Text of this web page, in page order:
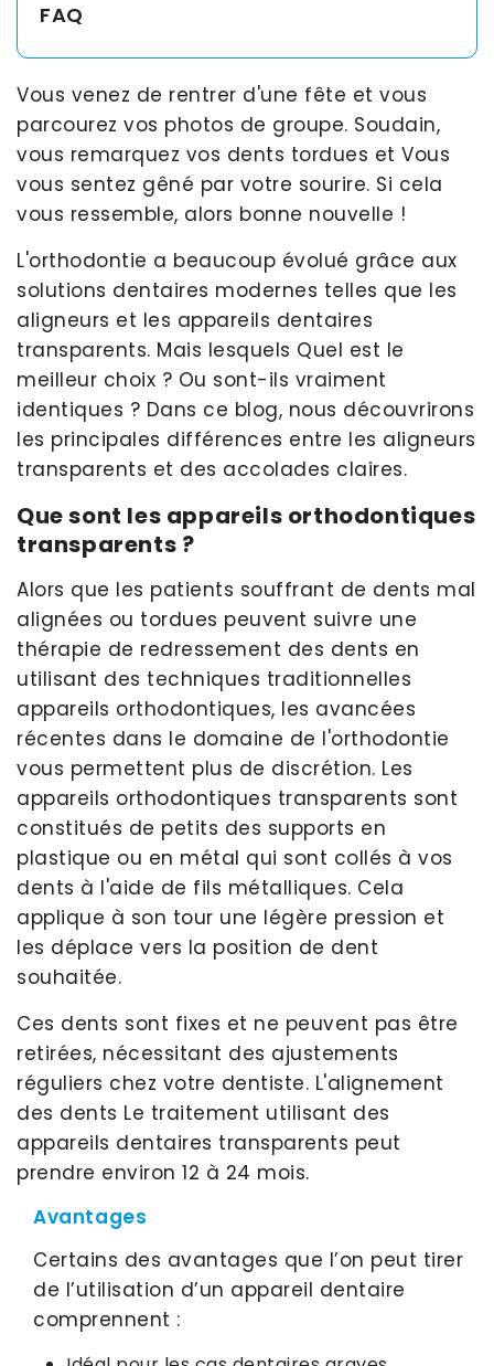
FAQ
Vous venez de rentrer d'une fête et vous
parcourez vos photos de groupe. Soudain,
vous remarquez vos dents tordues et Vous
vous sentez gêné par votre sourire. Si cela
vous ressemble, alors bonne nouvelle !
L'orthodontie a beaucoup évolué grâce aux
solutions dentaires modernes telles que les
aligneurs et les appareils dentaires
transparents. Mais lesquels Quel est le
meilleur choix ? Ou sont-ils vraiment
identiques ? Dans ce blog, nous découvrirons
les principales différences entre les aligneurs
transparents et des accolades claires.
Que sont les appareils orthodontiques
transparents ?
Alors que les patients souffrant de dents mal
alignées ou tordues peuvent suivre une
thérapie de redressement des dents en
utilisant des techniques traditionnelles
appareils orthodontiques, les avancées
récentes dans le domaine de l'orthodontie
vous permettent plus de discrétion. Les
appareils orthodontiques transparents sont
constitués de petits des supports en
plastique ou en métal qui sont collés à vos
dents à l'aide de fils métalliques. Cela
applique à son tour une légère pression et
les déplace vers la position de dent
souhaitée.
Ces dents sont fixes et ne peuvent pas être
retirées, nécessitant des ajustements
réguliers chez votre dentiste. L'alignement
des dents Le traitement utilisant des
appareils dentaires transparents peut
prendre environ 12 à 24 mois.
Avantages
Certains des avantages que l’on peut tirer
de l’utilisation d’un appareil dentaire
comprennent :